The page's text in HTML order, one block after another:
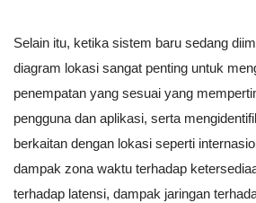
Selain itu, ketika sistem baru sedang
diagram lokasi sangat penting untuk
penempatan yang sesuai yang
pengguna dan aplikasi, serta
berkaitan dengan lokasi seperti
dampak zona waktu terhadap
terhadap latensi, dampak jaringan